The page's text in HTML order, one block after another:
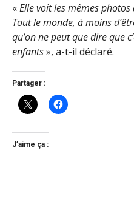
«Elle voit les mêmes
Tout le monde, à moins
qu’on ne peut que dire que
enfants», a-t-il déclaré.
Partager :
J’aime ça :